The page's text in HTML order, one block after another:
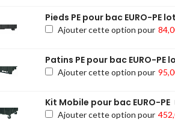
Pieds PE pour bac EURO-PE
Ajouter cette option pour
Patins PE pour bac EURO-PE
Ajouter cette option pour
Kit Mobile pour bac EURO-PE
Ajouter cette option pour